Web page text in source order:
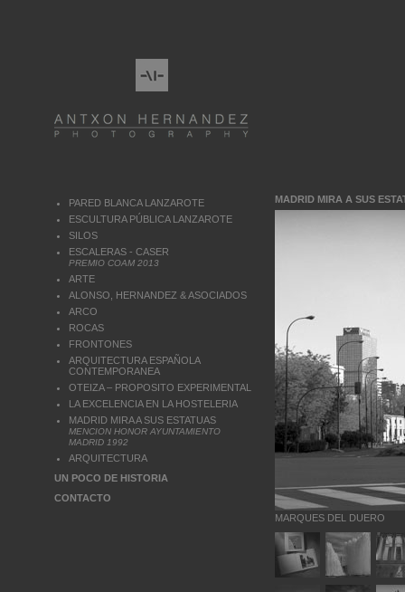
PARED BLANCA LANZAROTE
ESCULTURA PÚBLICA LANZAROTE
SILOS
ESCALERAS - CASER
PREMIO COAM 2013
ARTE
ALONSO, HERNANDEZ & ASOCIADOS
ARCO
ROCAS
FRONTONES
ARQUITECTURA ESPAÑOLA
CONTEMPORANEA
OTEIZA – PROPOSITO EXPERIMENTAL
LA EXCELENCIA EN LA HOSTELERIA
MADRID MIRA A SUS ESTATUAS
MENCION HONOR AYUNTAMIENTO
MADRID 1992
ARQUITECTURA
UN POCO DE HISTORIA
CONTACTO
MADRID MIRA A SUS
MARQUES DEL DUERO